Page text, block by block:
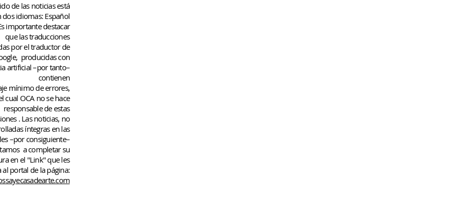
de las noticias está
dos idiomas: Español
importante destacar
que las traducciones
por el traductor de
producidas con
artificial –por tanto–
contienen
mínimode errores,
cual OCA no se hace
responsable de estas
. Las noticias, no
íntegras en las
–por consiguiente–
a completar su
en el "Link" que les
portal de la página: